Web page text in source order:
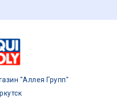
"Аллея Групп"